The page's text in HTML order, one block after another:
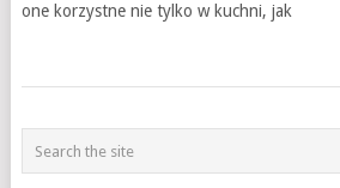
one korzystne nie tylko w kuchni, jak